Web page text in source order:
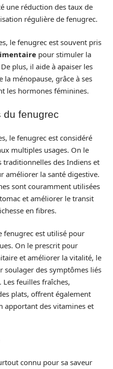
une réduction des taux de
régulière de fenugrec.
le fenugrec est souvent pris
pour stimuler la
plus, il aide à apaiser les
ménopause, grâce à ses
les hormones féminines.
du fenugrec
le fenugrec est considéré
multiples usages. On le
traditionnelles des Indiens et
améliorer la santé digestive.
sont couramment utilisées
et améliorer le transit
en fibres.
fenugrec est utilisé pour
On le prescrit pour
et améliorer la vitalité, le
soulager des symptômes liés
Les feuilles fraîches,
plats, offrent également
apportant des vitamines et
connu pour sa saveur